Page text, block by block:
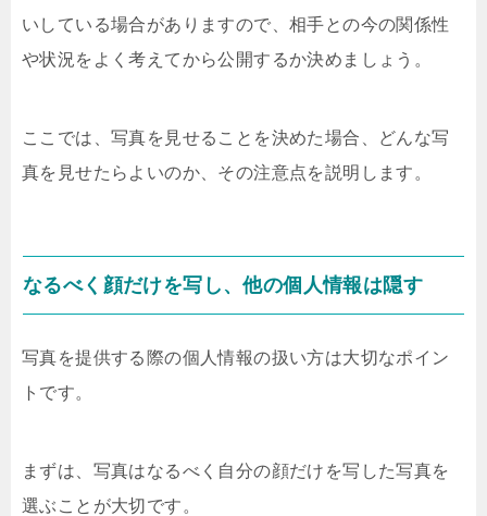
いしている場合がありますので、相手との今の関係性
や状況をよく考えてから公開するか決めましょう。
ここでは、写真を見せることを決めた場合、どんな写
真を見せたらよいのか、その注意点を説明します。
なるべく顔だけを写し、他の個人情報は隠す
写真を提供する際の個人情報の扱い方は大切なポイン
トです。
まずは、写真はなるべく自分の顔だけを写した写真を
選ぶことが大切です。